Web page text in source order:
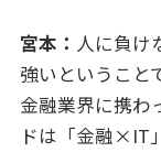
宮本： 人に負け
強いということ
金融業界に携わ
ドは「金融×IT